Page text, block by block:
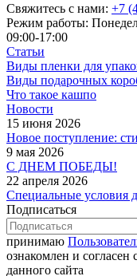
Свяжитесь с нами: +7
Режим работы:
09:00-17:00
Статьи
Виды пленки для
Виды подарочных
Что такое кашпо
Новости
15 июня 2026
Новое поступление:
9 мая 2026
С ДНЕМ ПОБЕДЫ!
22 апреля 2026
Специальные условия
Подписаться
принимаю
ознакомлен и согласен
данного сайта